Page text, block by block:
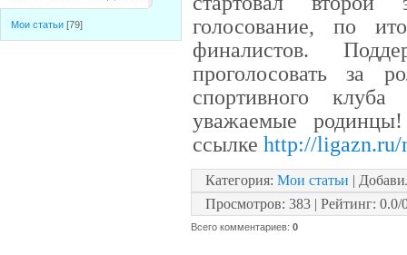
Мои статьи [79]
голосование, по
финалистов.
проголосовать за
спортивного
уважаемые
ссылке http://ligazn.ru/
Категория: Мои статьи |
Просмотров: 383 | Рейтинг: 0.0/
Всего комментариев: 0